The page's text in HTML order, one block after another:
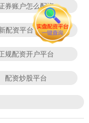
券账户怎么配资
配资平台下载app
规配资开户平台
配资炒股平台